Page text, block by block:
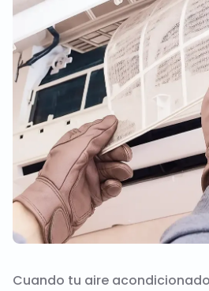
Cuando tu aire